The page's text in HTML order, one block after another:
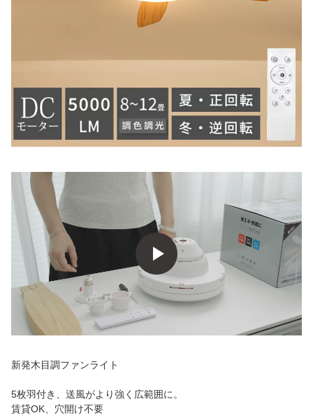
新発木目調ファンライト
5枚羽付き、送風がより強く広範囲に。
賃貸OK、穴開け不要